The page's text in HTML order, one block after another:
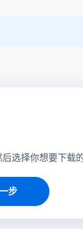
选择你想要下载
步